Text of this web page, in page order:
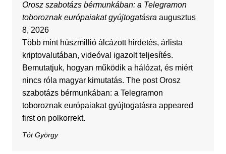
Orosz szabotázs bérmunkában: a Telegramon
toboroznak európaiakat gyújtogatásra augusztus
8, 2026
Több mint húszmillió álcázott hirdetés, árlista
kriptovalutában, videóval igazolt teljesítés.
Bemutatjuk, hogyan működik a hálózat, és miért
nincs róla magyar kimutatás. The post Orosz
szabotázs bérmunkában: a Telegramon
toboroznak európaiakat gyújtogatásra appeared
first on polkorrekt.
Tót György